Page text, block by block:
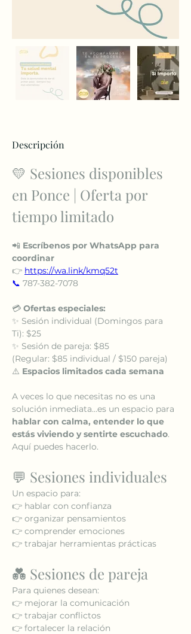
Descripción
💛 Sesiones disponibles
en Ponce | Oferta por
tiempo limitado
📲 Escríbenos por WhatsApp para
coordinar
👉 https://wa.link/kmq52t
📞 787-382-7078
💳 Ofertas especiales:
✨ Sesión individual (Domingos para
Ti): $25
✨ Sesión de pareja: $85
(Regular: $85 individual / $150 pareja)
⚠️ Espacios limitados cada semana
A veces lo que necesitas no es una
solución inmediata…es un espacio para
hablar con calma, entender lo que
estás viviendo y sentirte escuchado.
Aquí puedes hacerlo.
💬 Sesiones individuales
Un espacio para:
👉 hablar con confianza
👉 organizar pensamientos
👉 comprender emociones
👉 trabajar herramientas prácticas
💑 Sesiones de pareja
Para quienes desean:
👉 mejorar la comunicación
👉 trabajar conflictos
👉 fortalecer la relación